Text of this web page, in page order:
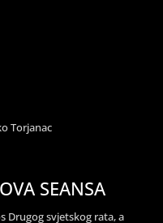
Torjanac
SEANSA
Drugog svjetskog rata, a